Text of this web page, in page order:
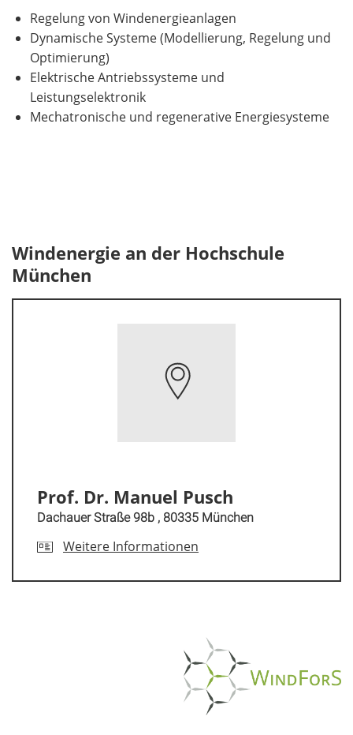
Regelung von Windenergieanlagen
Dynamische Systeme (Modellierung, Regelung und
Optimierung)
Elektrische Antriebssysteme und
Leistungselektronik
Mechatronische und regenerative Energiesysteme
Windenergie an der Hochschule
München
Prof. Dr. Manuel Pusch
Dachauer Straße 98b , 80335 München
Weitere Informationen